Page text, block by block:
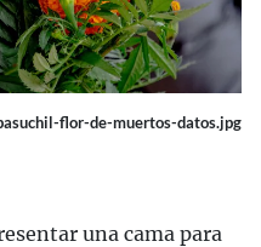
flor-de-muertos-datos.jpg
una cama para